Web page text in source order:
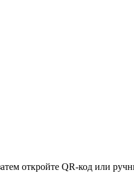
откройте QR-код или